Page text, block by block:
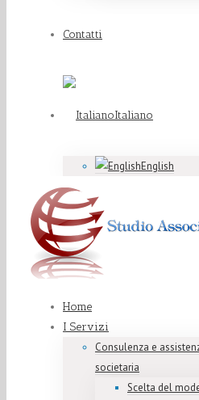
Contatti
Italiano
English
Home
I Servizi
Consulenza e
societaria
Scelta del